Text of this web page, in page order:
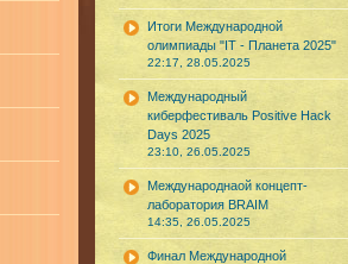
Итоги Международной
олимпиады "IT - Планета 2025"
22:17, 28.05.2025
Международный
киберфестиваль Positive Hack
Days 2025
23:10, 26.05.2025
Международнаой концепт-
лаборатория BRAIM
14:35, 26.05.2025
Финал Международной